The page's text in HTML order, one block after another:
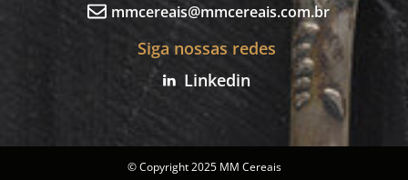
mmcereais@mmcereais.com.br
Siga nossas redes
Linkedin
© Copyright 2025 MM Cereais